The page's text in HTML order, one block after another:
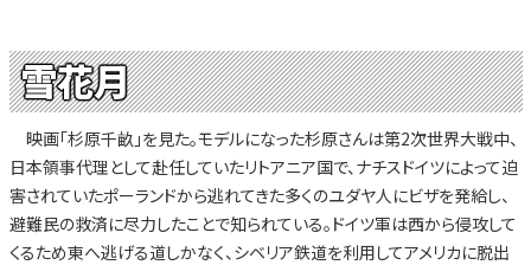
雪花月
映画「杉原千畝」を見た。モデルになった杉原さんは第2次世界大戦中、
日本領事代理として赴任していたリトアニア国で、ナチスドイツによって迫
害されていたポーランドから逃れてきた多くのユダヤ人にビザを発給し、
避難民の救済に尽力したことで知られている。ドイツ軍は西から侵攻して
くるため東へ逃げる道しかなく、シベリア鉄道を利用してアメリカに脱出